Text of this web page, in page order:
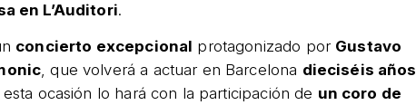
en L’Auditori.
concierto excepcional protagonizado por Gustavo
, que volverá a actuar en Barcelona dieciséis años
esta ocasión lo hará con la participación de un coro de